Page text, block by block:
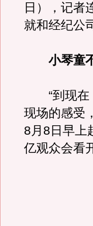
日），记者
就和经纪公
小琴童
“到现在
现场的感受
8月8日早上
亿观众会看